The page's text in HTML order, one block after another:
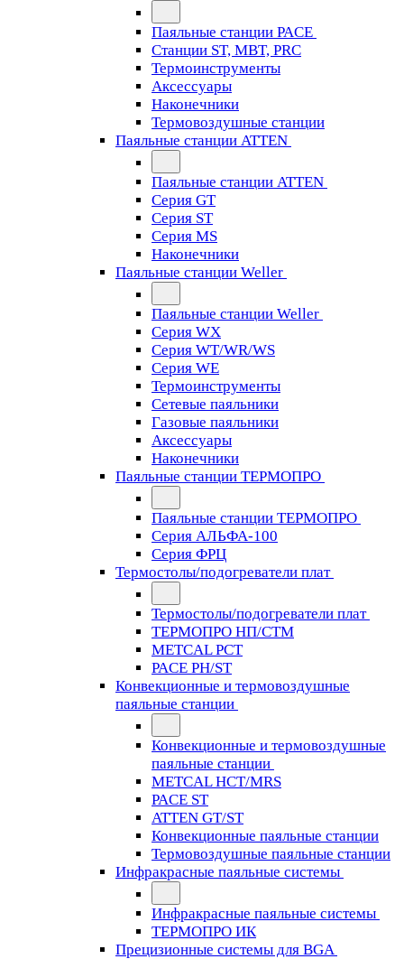
Паяльные станции PACE
Станции ST, MBT, PRC
Термоинструменты
Аксессуары
Наконечники
Термовоздушные станции
Паяльные станции ATTEN
Паяльные станции ATTEN
Серия GT
Серия ST
Серия MS
Наконечники
Паяльные станции Weller
Паяльные станции Weller
Серия WX
Серия WT/WR/WS
Серия WE
Термоинструменты
Сетевые паяльники
Газовые паяльники
Аксессуары
Наконечники
Паяльные станции ТЕРМОПРО
Паяльные станции ТЕРМОПРО
Серия АЛЬФА-100
Серия ФРЦ
Термостолы/подогреватели плат
Термостолы/подогреватели плат
ТЕРМОПРО НП/СТМ
METCAL PCT
PACE PH/ST
Конвекционные и термовоздушные
паяльные станции
Конвекционные и термовоздушные
паяльные станции
METCAL HCT/MRS
PACE ST
ATTEN GT/ST
Конвекционные паяльные станции
Термовоздушные паяльные станции
Инфракрасные паяльные системы
Инфракрасные паяльные системы
ТЕРМОПРО ИК
Прецизионные системы для BGA